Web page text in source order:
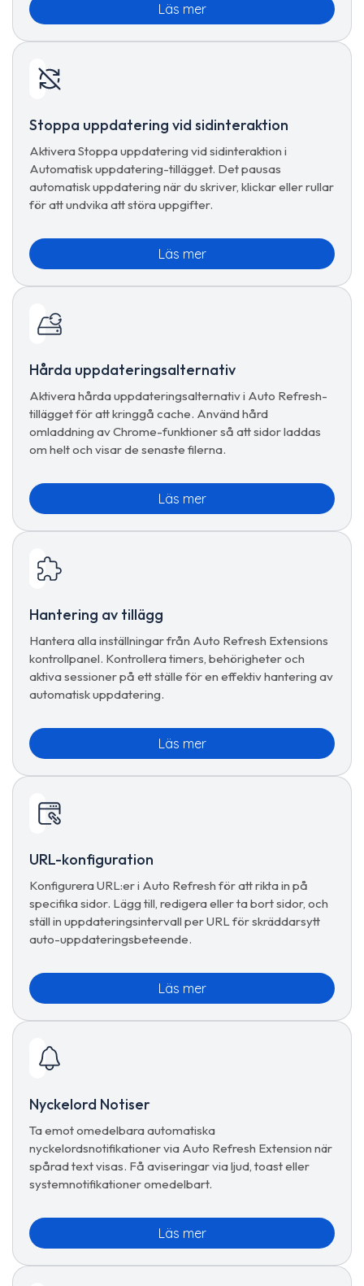
Läs mer
Stoppa uppdatering vid sidinteraktion
Aktivera Stoppa uppdatering vid sidinteraktion i
Automatisk uppdatering-tillägget. Det pausas
automatisk uppdatering när du skriver, klickar eller rullar
för att undvika att störa uppgifter.
Läs mer
Hårda uppdateringsalternativ
Aktivera hårda uppdateringsalternativ i Auto Refresh-
tillägget för att kringgå cache. Använd hård
omladdning av Chrome-funktioner så att sidor laddas
om helt och visar de senaste filerna.
Läs mer
Hantering av tillägg
Hantera alla inställningar från Auto Refresh Extensions
kontrollpanel. Kontrollera timers, behörigheter och
aktiva sessioner på ett ställe för en effektiv hantering av
automatisk uppdatering.
Läs mer
URL-konfiguration
Konfigurera URL:er i Auto Refresh för att rikta in på
specifika sidor. Lägg till, redigera eller ta bort sidor, och
ställ in uppdateringsintervall per URL för skräddarsytt
auto-uppdateringsbeteende.
Läs mer
Nyckelord Notiser
Ta emot omedelbara automatiska
nyckelordsnotifikationer via Auto Refresh Extension när
spårad text visas. Få aviseringar via ljud, toast eller
systemnotifikationer omedelbart.
Läs mer